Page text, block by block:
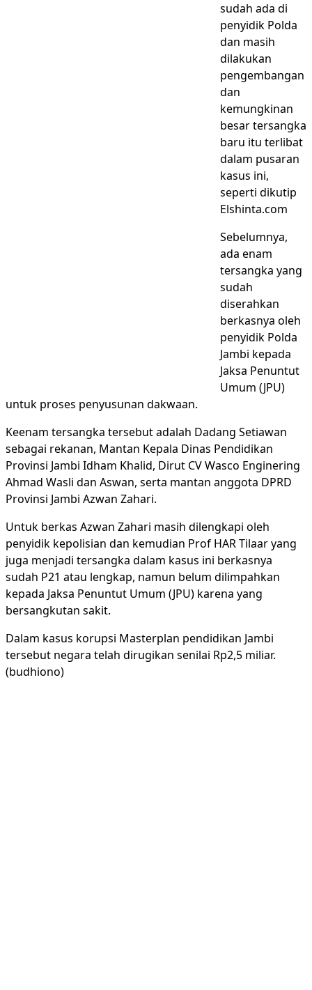
sudah ada di
penyidik Polda
dan masih
dilakukan
pengembangan
dan
kemungkinan
besar tersangka
baru itu terlibat
dalam pusaran
kasus ini,
seperti dikutip
Elshinta.com
Sebelumnya,
ada enam
tersangka yang
sudah
diserahkan
berkasnya oleh
penyidik Polda
Jambi kepada
Jaksa Penuntut
Umum (JPU)
untuk proses penyusunan dakwaan.
Keenam tersangka tersebut adalah Dadang Setiawan
sebagai rekanan, Mantan Kepala Dinas Pendidikan
Provinsi Jambi Idham Khalid, Dirut CV Wasco Enginering
Ahmad Wasli dan Aswan, serta mantan anggota DPRD
Provinsi Jambi Azwan Zahari.
Untuk berkas Azwan Zahari masih dilengkapi oleh
penyidik kepolisian dan kemudian Prof HAR Tilaar yang
juga menjadi tersangka dalam kasus ini berkasnya
sudah P21 atau lengkap, namun belum dilimpahkan
kepada Jaksa Penuntut Umum (JPU) karena yang
bersangkutan sakit.
Dalam kasus korupsi Masterplan pendidikan Jambi
tersebut negara telah dirugikan senilai Rp2,5 miliar.
(budhiono)